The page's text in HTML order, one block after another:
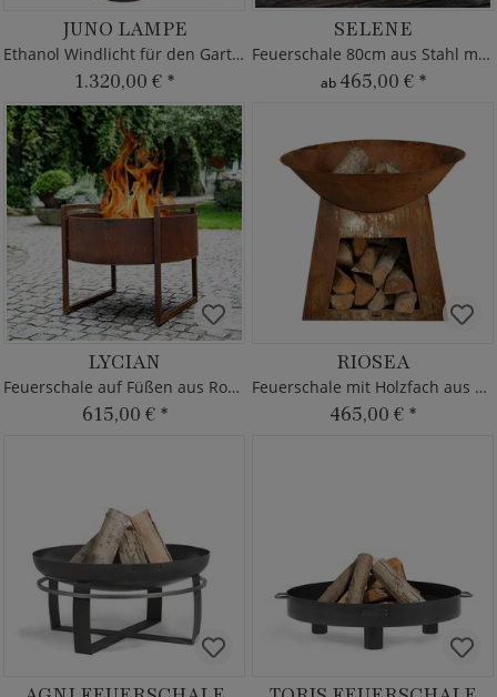
JUNO LAMPE
Ethanol Windlicht für den Garten
1.320,00 € *
SELENE
Feuerschale 80cm aus Stahl mit Grill optional
ab 465,00 € *
LYCIAN
Feuerschale auf Füßen aus Rost Metall
615,00 € *
RIOSEA
Feuerschale mit Holzfach aus Eisen
465,00 € *